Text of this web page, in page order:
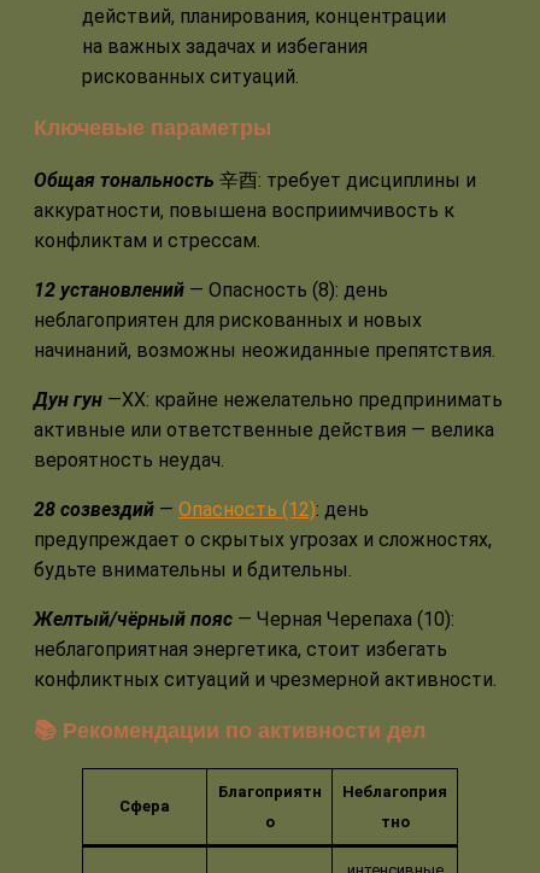
действий, планирования, концентрации
на важных задачах и избегания
рискованных ситуаций.
Ключевые параметры
Общая тональность 辛酉: требует дисциплины и
аккуратности, повышена восприимчивость к
конфликтам и стрессам.
12 установлений — Опасность (8): день
неблагоприятен для рискованных и новых
начинаний, возможны неожиданные препятствия.
Дун гун —ХХ: крайне нежелательно предпринимать
активные или ответственные действия — велика
вероятность неудач.
28 созвездий — Опасность (12): день
предупреждает о скрытых угрозах и сложностях,
будьте внимательны и бдительны.
Желтый/чёрный пояс — Черная Черепаха (10):
неблагоприятная энергетика, стоит избегать
конфликтных ситуаций и чрезмерной активности.
📚 Рекомендации по активности дел
Сфера
Благоприятн
о
Неблагоприя
тно